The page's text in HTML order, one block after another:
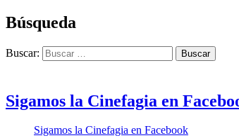
Broly,
Hombre
a
Luna,
Búsqueda
Buscar:
Sigamos la Cinefagia en
Sigamos la Cinefagia en Facebook